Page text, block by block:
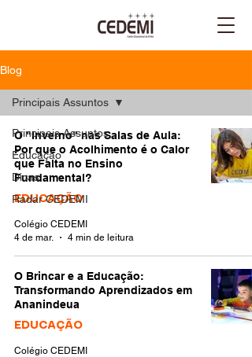
Blog
Principais Assuntos
Educação
Dicas
Radar CEDEMI
Principais Assuntos
O "Inverno" nas Salas de Aula:
Por que o Acolhimento é o Calor
que Falta no Ensino
Fundamental?
EDUCAÇÃO
Colégio CEDEMI
4 de mar.
4 min de leitura
O Brincar e a Educação:
Transformando Aprendizados em
Ananindeua
EDUCAÇÃO
Colégio CEDEMI